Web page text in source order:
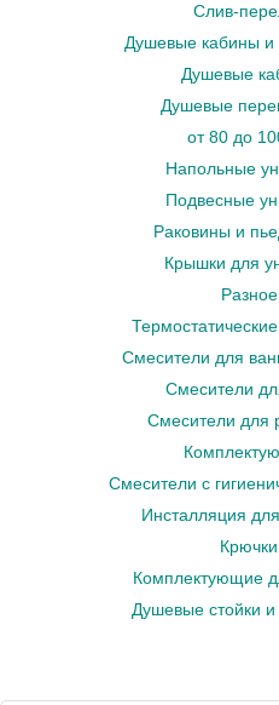
Слив-
Душевые кабины и
Душевые
Душевые
от 80 до
Напольные
Подвесные
Раковины и
Крышки для
Разное
Смесители для
Смесители
Смесители для
Смесители с
Инсталляция
Крючки
Комплектующие
Душевые стойки